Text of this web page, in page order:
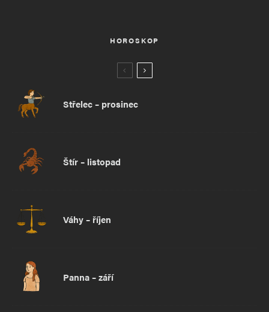
HOROSKOP
Střelec – prosinec
Štír – listopad
Váhy – říjen
Panna – září